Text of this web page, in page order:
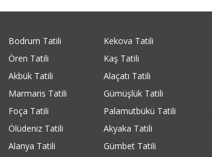
Bodrum Tatili
Ören Tatili
Akbük Tatili
Marmaris Tatili
Foça Tatili
Ölüdeniz Tatili
Alanya Tatili
Kekova Tatili
Kaş Tatili
Alaçatı Tatili
Gümüşlük Tatili
Palamutbükü Tatili
Akyaka Tatili
Gümbet Tatili